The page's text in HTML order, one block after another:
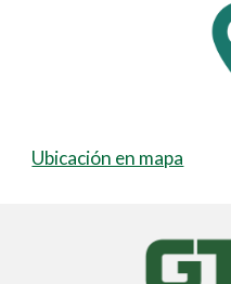
Ubicación en mapa